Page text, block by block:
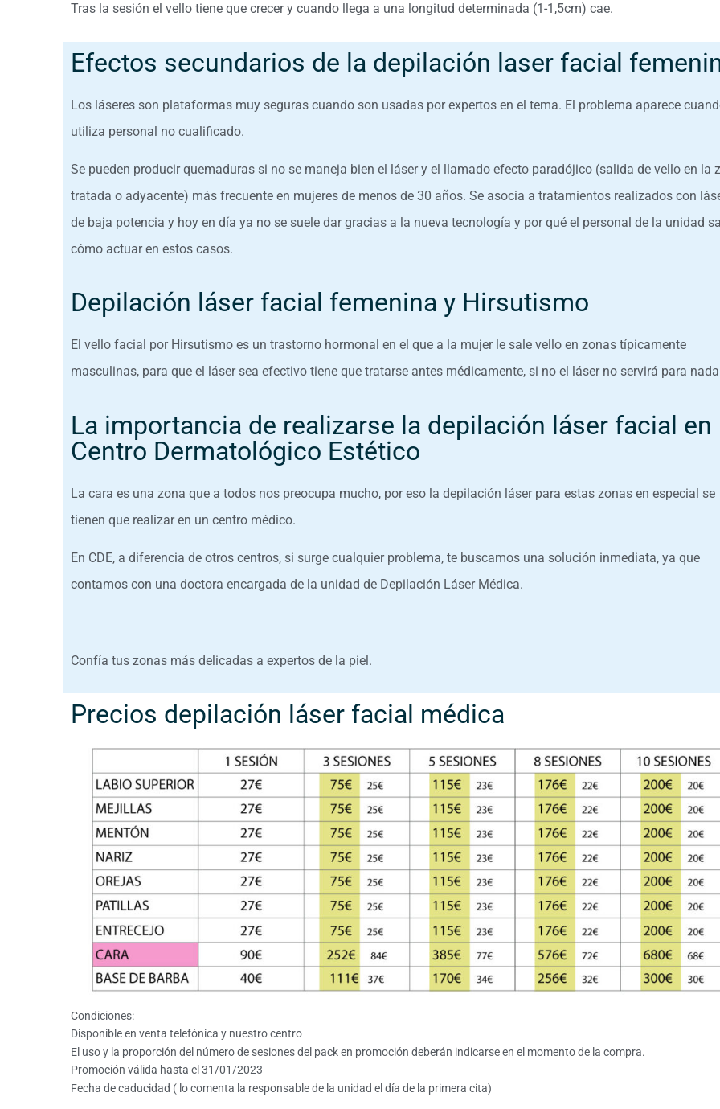
Tras la sesión el vello tiene que crecer y cuando llega a una longitud determinada (1-1,5cm) cae.
Efectos secundarios de la depilación laser facial
Los láseres son plataformas muy seguras cuando son usadas por expertos en el tema. El problema aparece
utiliza personal no cualificado.
Se pueden producir quemaduras si no se maneja bien el láser y el llamado efecto paradójico (salida de vello en la
tratada o adyacente) más frecuente en mujeres de menos de 30 años. Se asocia a tratamientos realizados con
de baja potencia y hoy en día ya no se suele dar gracias a la nueva tecnología y por qué el personal de la unidad
cómo actuar en estos casos.
Depilación láser facial femenina y Hirsutismo
El vello facial por Hirsutismo es un trastorno hormonal en el que a la mujer le sale vello en zonas típicamente
masculinas, para que el láser sea efectivo tiene que tratarse antes médicamente, si no el láser no servirá para
La importancia de realizarse la depilación láser facial en
Centro Dermatológico Estético
La cara es una zona que a todos nos preocupa mucho, por eso la depilación láser para estas zonas en especial se
tienen que realizar en un centro médico.
En CDE, a diferencia de otros centros, si surge cualquier problema, te buscamos una solución inmediata, ya que
contamos con una doctora encargada de la unidad de Depilación Láser Médica.
Confía tus zonas más delicadas a expertos de la piel.
Precios depilación láser facial médica
Condiciones:
Disponible en venta telefónica y nuestro centro
El uso y la proporción del número de sesiones del pack en promoción deberán indicarse en el momento de la compra.
Promoción válida hasta el 31/01/2023
Fecha de caducidad ( lo comenta la responsable de la unidad el día de la primera cita)